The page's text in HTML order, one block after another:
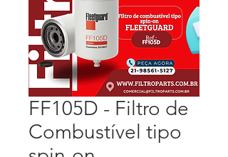
FF105D - Filtro de
Combustível tipo